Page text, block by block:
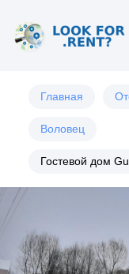
Главная
Воловец
Гостевой дом